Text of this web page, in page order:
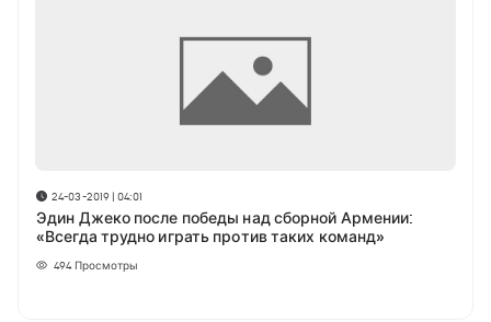
24-03-2019 | 04:01
Эдин Джеко после победы над сборной Армении:
«Всегда трудно играть против таких команд»
494 Просмотры